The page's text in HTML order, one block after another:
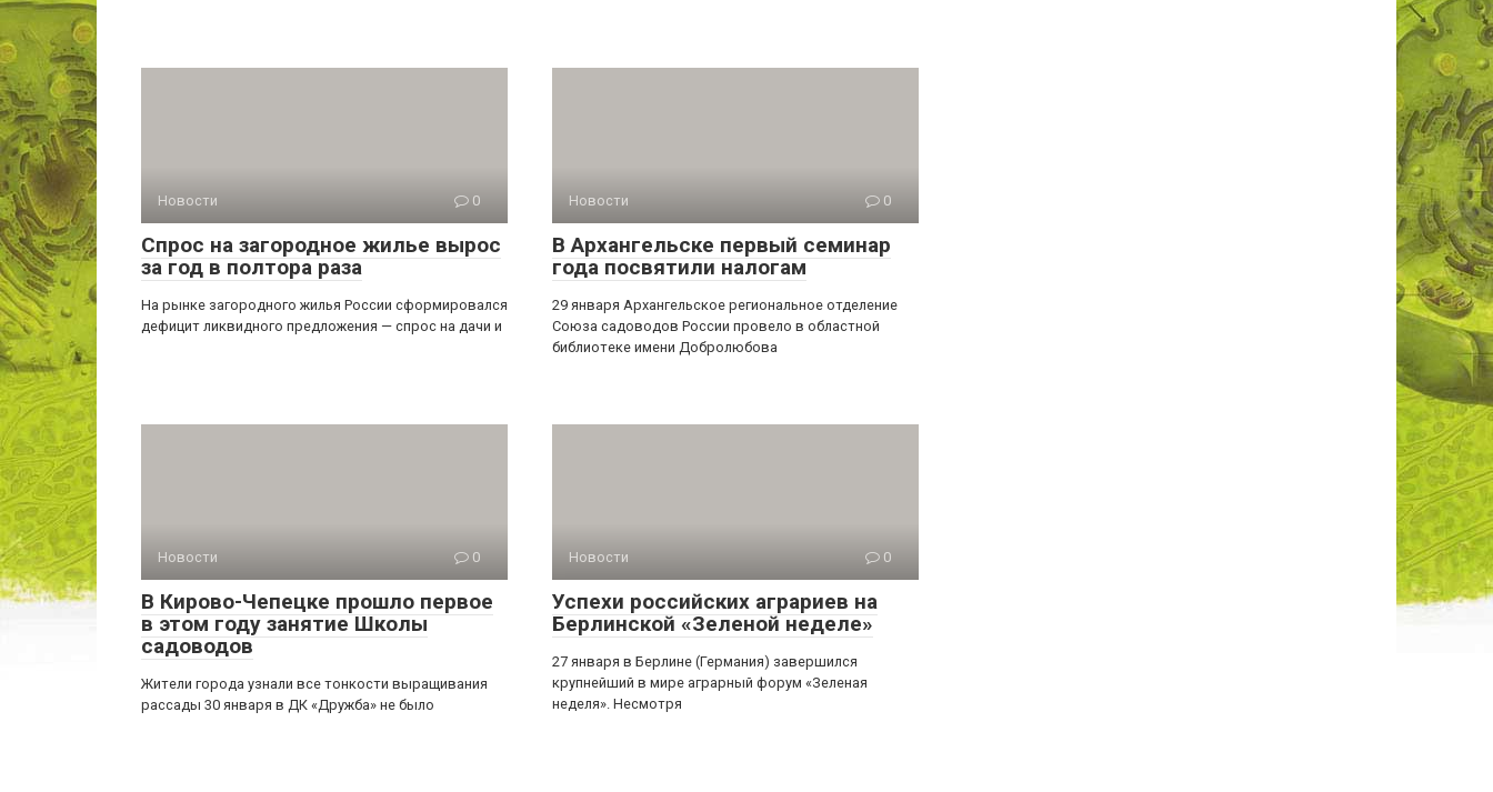
Новости 0
Спрос на загородное жилье вырос
за год в полтора раза
На рынке загородного жилья России сформировался
дефицит ликвидного предложения — спрос на дачи и
Новости 0
В Архангельске первый семинар
года посвятили налогам
29 января Архангельское региональное отделение
Союза садоводов России провело в областной
библиотеке имени Добролюбова
Новости 0
В Кирово-Чепецке прошло первое
в этом году занятие Школы
садоводов
Жители города узнали все тонкости выращивания
рассады 30 января в ДК «Дружба» не было
Новости 0
Успехи российских аграриев на
Берлинской «Зеленой неделе»
27 января в Берлине (Германия) завершился
крупнейший в мире аграрный форум «Зеленая
неделя». Несмотря